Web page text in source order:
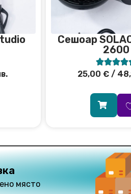
Сeшоар
2600

25,00 €/
място